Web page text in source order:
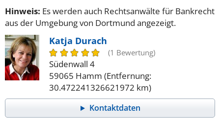
Hinweis: Es werden auch Rechtsanwälte für Bankrecht
aus der Umgebung von Dortmund angezeigt.
Katja Durach
(1 Bewertung)
Südenwall 4
59065 Hamm (Entfernung:
30.472241326621972 km)
Kontaktdaten